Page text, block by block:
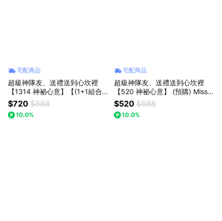
宅配商品
超級神隊友、送禮送到心坎裡
【1314 神祕心意】【(1+1組合)
【粉玫瑰+粉晶熊】】Missing想
念你｜粉玫瑰精緻花束：浪漫告
白推薦，讓愛在日常中綻放 (預
$720 $888
10.0%
宅配商品
超級神隊友、送禮送到心坎裡
【520 神祕心意】 (預購) Missin
g想念你｜紫/藍/粉/橘 白針織泡
芙花束：手感告白溫度，送給最
懂浪漫的妳
$520 $688
10.0%